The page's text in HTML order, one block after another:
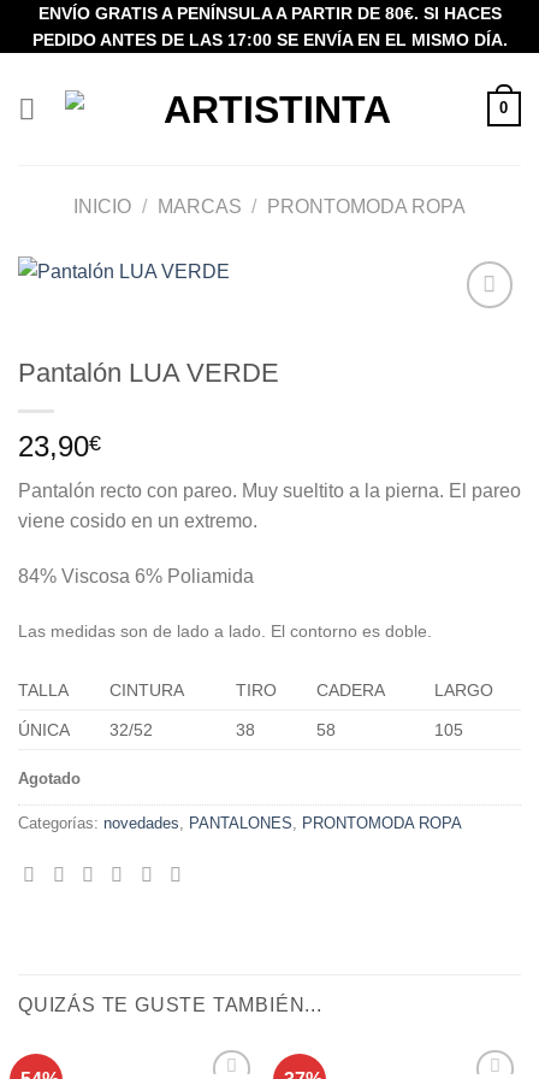
SaltarENVÍO GRATIS A PENÍNSULA A PARTIR DE 80€. SI HACES
PEDIDO ANTES DE LAS 17:00 SE ENVÍA EN EL MISMO DÍA.
0
INICIO / MARCAS / PRONTOMODA ROPA
Pantalón LUA VERDE
23,90€
Pantalón recto con pareo. Muy sueltito a la pierna. El pareo
viene cosido en un extremo.
84% Viscosa 6% Poliamida
Las medidas son de lado a lado. El contorno es doble.
TALLA CINTURA TIRO CADERA LARGO
ÚNICA 32/52 38 58 105
Agotado
Categorías: novedades, PANTALONES, PRONTOMODA ROPA
QUIZÁS TE GUSTE TAMBIÉN...